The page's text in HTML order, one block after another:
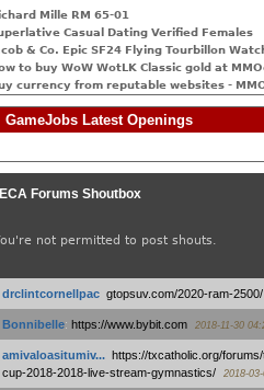
Mille RM 65-01
Сasual Dating Verified Females
& Co. Epic SF24 Flying Tourbillon
to buy WoW WotLK Classic gold at
currency from reputable websites -
GameJobs Latest Openings
ECA Forums Shoutbox
not permitted to post shouts.
drclintcornellpac: gtopsuv.com/2020-ram-2500/
Bonnibelle: https://www.bybit.com 2018-11-30
amivaloasitumiv...: https://txcatholic.org/forums/
cup-2018-2018-live-stream-gymnastics/
2018-